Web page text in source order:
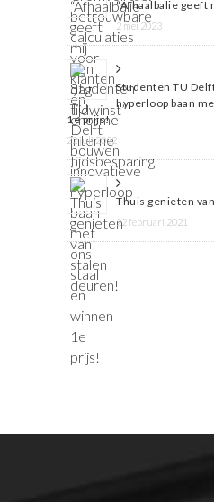
“Afhaalbalie geeft
2 mei 2023
Studenten TU
hyperloop baan
1e prijs!
22 juli 2022
Thuis genieten
22 februari 2021